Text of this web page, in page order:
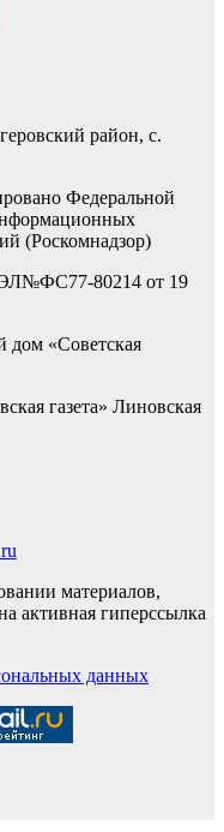
район, с.
Федеральной
(Роскомнадзор)
80214 от 19
дом «Советская
газета» Линовская
материалов,
активная гиперссылка
данных